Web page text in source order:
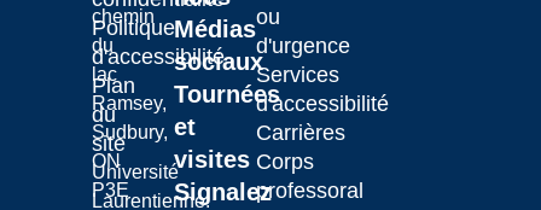
Laurentian University
chemin
du
lac
Ramsey,
Sudbury,
ON
P3E
Médias
sociaux
Tournées
et
visites
Signalez
ou
d'urgence
Services
d'accessibilité
Carrières
Corps
professoral
Politique
d'accessibilité
Plan
du
site
Université
Laurentienne.